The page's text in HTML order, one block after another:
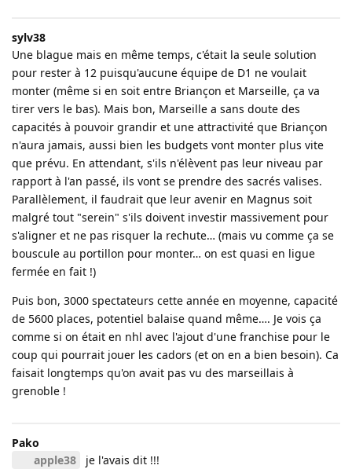
sylv38
Une blague mais en même temps, c'était la seule solution
pour rester à 12 puisqu'aucune équipe de D1 ne voulait
monter (même si en soit entre Briançon et Marseille, ça va
tirer vers le bas). Mais bon, Marseille a sans doute des
capacités à pouvoir grandir et une attractivité que Briançon
n'aura jamais, aussi bien les budgets vont monter plus vite
que prévu. En attendant, s'ils n'élèvent pas leur niveau par
rapport à l'an passé, ils vont se prendre des sacrés valises.
Parallèlement, il faudrait que leur avenir en Magnus soit
malgré tout "serein" s'ils doivent investir massivement pour
s'aligner et ne pas risquer la rechute… (mais vu comme ça se
bouscule au portillon pour monter… on est quasi en ligue
fermée en fait !)
Puis bon, 3000 spectateurs cette année en moyenne, capacité
de 5600 places, potentiel balaise quand même…. Je vois ça
comme si on était en nhl avec l'ajout d'une franchise pour le
coup qui pourrait jouer les cadors (et on en a bien besoin). Ca
faisait longtemps qu'on avait pas vu des marseillais à
grenoble !
Pako
apple38
je l'avais dit !!!